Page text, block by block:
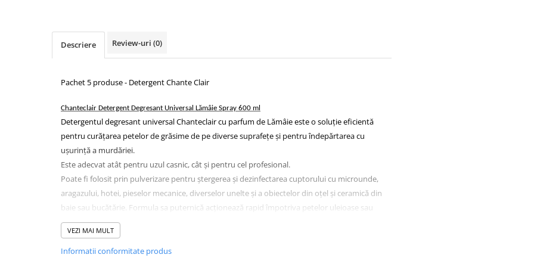
Dispensere acoperitoare colac wc
Dispensere hartie igienica
Dispensere odorizante
Dispensere pungi igiena feminina
Dispensere rola hartie industriala
Dispensere rola prosop hartie
Dispensere servetele masa,
servetele faciale
Dozatoare sapun lichid
Uscatoare de maini
Uscatoare de par
Descriere Review-uri (0)
Pachet 5 produse - Detergent Chante Clair
Chanteclair Detergent Degresant Universal Lămâie Spray 600 ml
Detergentul degresant universal Chanteclair cu parfum de Lămâie este o soluție eficientă
pentru curățarea petelor de grăsime de pe diverse suprafețe și pentru îndepărtarea cu
ușurință a murdăriei.
Este adecvat atât pentru uzul casnic, cât și pentru cel profesional.
Poate fi folosit prin pulverizare pentru ștergerea și dezinfectarea cuptorului cu microunde,
aragazului, hotei, pieselor mecanice, diverselor unelte și a obiectelor din oțel și ceramică din
baie sau bucătărie. Formula sa puternică acționează rapid împotriva petelor uleioase sau
de grăsime.
Produsul nu necesită clătire.
VEZI MAI MULT
Informatii conformitate produs